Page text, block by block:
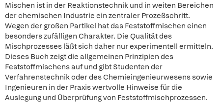
Mischen ist in der Reaktionstechnik und in weiten Bereichen
der chemischen Industrie ein zentraler Prozeßschritt.
Wegen der großen Partikel hat das Feststoffmischen einen
besonders zufälligen Charakter. Die Qualität des
Mischprozesses läßt sich daher nur experimentell ermitteln.
Dieses Buch zeigt die allgemeinen Prinzipien des
Feststoffmischens auf und gibt Studenten der
Verfahrenstechnik oder des Chemieingenieurwesens sowie
Ingenieuren in der Praxis wertvolle Hinweise für die
Auslegung und Überprüfung von Feststoffmischprozessen.